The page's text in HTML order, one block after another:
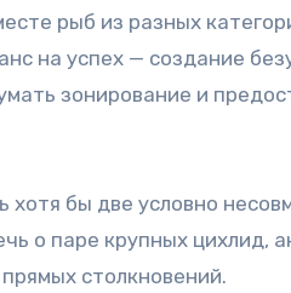
рыб из разных
на успех — создание
зонирование и
хотя бы две условно
о паре крупных
столкновений.